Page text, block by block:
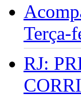
Terça-
RJ: